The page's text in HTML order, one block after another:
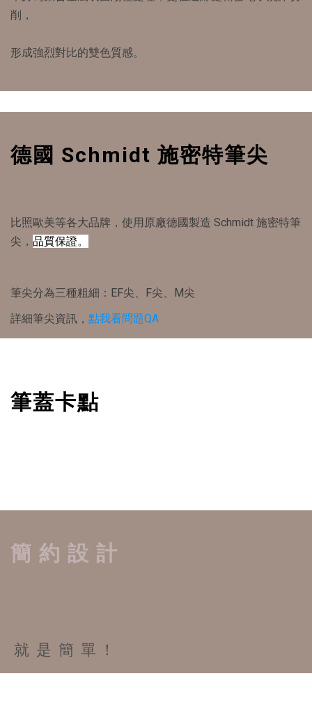
削，
形成強烈對比的雙色質感。
德國 Schmidt 施密特筆尖
比照歐美等各大品牌，使用原廠德國製造 Schmidt 施密特筆
尖， 品質保證。
筆尖分為三種粗細：EF尖、F尖、M尖
詳細筆尖資訊， 點我看問題QA
筆蓋卡點
簡 約 設 計
就 是 簡 單 ！